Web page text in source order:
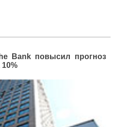
Bank повысил прогноз
10%